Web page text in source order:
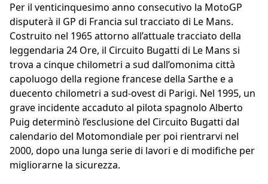
Per il venticinquesimo anno consecutivo la MotoGP
disputerà il GP di Francia sul tracciato di Le Mans.
Costruito nel 1965 attorno all’attuale tracciato della
leggendaria 24 Ore, il Circuito Bugatti di Le Mans si
trova a cinque chilometri a sud dall’omonima città
capoluogo della regione francese della Sarthe e a
duecento chilometri a sud-ovest di Parigi. Nel 1995, un
grave incidente accaduto al pilota spagnolo Alberto
Puig determinò l’esclusione del Circuito Bugatti dal
calendario del Motomondiale per poi rientrarvi nel
2000, dopo una lunga serie di lavori e di modifiche per
migliorarne la sicurezza.